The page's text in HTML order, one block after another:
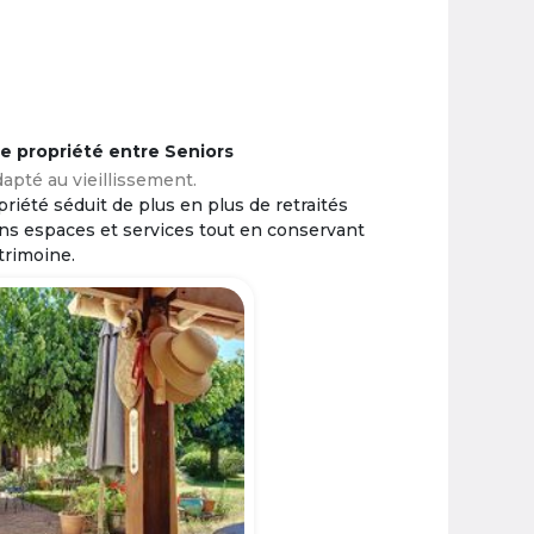
propriété entre Seniors
au vieillissement.
séduit de plus en plus de retraités
espaces et services tout en conservant